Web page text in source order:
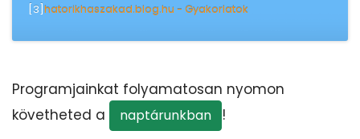
[3]hatorikhaszakad.blog.hu - Gyakorlatok
Programjainkat folyamatosan nyomon
követheted a
naptárunkban !